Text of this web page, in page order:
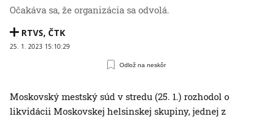
Očakáva sa, že organizácia sa odvolá.
RTVS, ČTK
25. 1. 2023 15:10:29
Odlož na neskôr
Moskovský mestský súd v stredu (25. 1.) rozhodol o
likvidácii Moskovskej helsinskej skupiny, jednej z